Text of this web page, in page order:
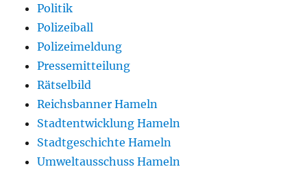
Politik
Polizeiball
Polizeimeldung
Pressemitteilung
Rätselbild
Reichsbanner Hameln
Stadtentwicklung Hameln
Stadtgeschichte Hameln
Umweltausschuss Hameln